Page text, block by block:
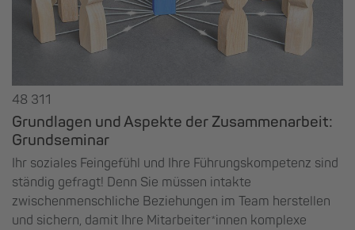
48 311
Grundlagen und Aspekte der Zusammenarbeit:
Grundseminar
Ihr soziales Feingefühl und Ihre Führungskompetenz sind
ständig gefragt! Denn Sie müssen intakte
zwischenmenschliche Beziehungen im Team herstellen
und sichern, damit Ihre Mitarbeiter*innen komplexe